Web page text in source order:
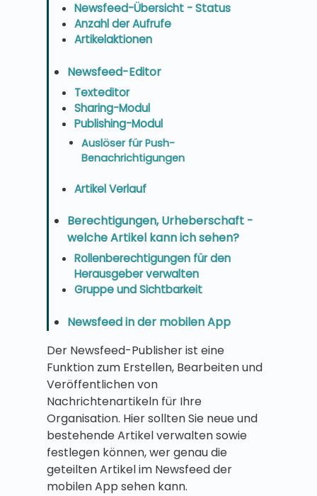
Newsfeed-Übersicht - Status
Anzahl der Aufrufe
Artikelaktionen
Newsfeed-Editor
Texteditor
Sharing-Modul
Publishing-Modul
Auslöser für Push-
Benachrichtigungen
Artikel Verlauf
Berechtigungen, Urheberschaft -
welche Artikel kann ich sehen?
Rollenberechtigungen für den
Herausgeber verwalten
Gruppe und Sichtbarkeit
Newsfeed in der mobilen App
Der Newsfeed-Publisher ist eine
Funktion zum Erstellen, Bearbeiten und
Veröffentlichen von
Nachrichtenartikeln für Ihre
Organisation. Hier sollten Sie neue und
bestehende Artikel verwalten sowie
festlegen können, wer genau die
geteilten Artikel im Newsfeed der
mobilen App sehen kann.